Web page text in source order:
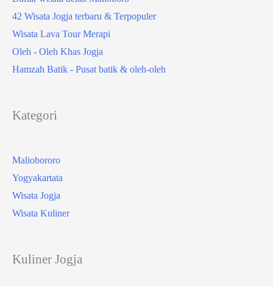
42 Wisata Jogja terbaru & Terpopuler
Wisata Lava Tour Merapi
Oleh - Oleh Khas Jogja
Hamzah Batik - Pusat batik & oleh-oleh
Kategori
Maliobororo
Yogyakartata
Wisata Jogja
Wisata Kuliner
Kuliner Jogja